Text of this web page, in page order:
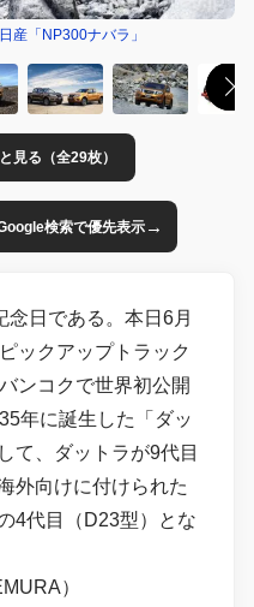
産「NP300ナバラ」
見る（全29枚）
検索で優先表示→
日である。本日6月
ックアップトラック
ンコクで世界初公開
年に誕生した「ダッ
て、ダットラが9代目
外向けに付けられた
4代目（D23型）とな
）